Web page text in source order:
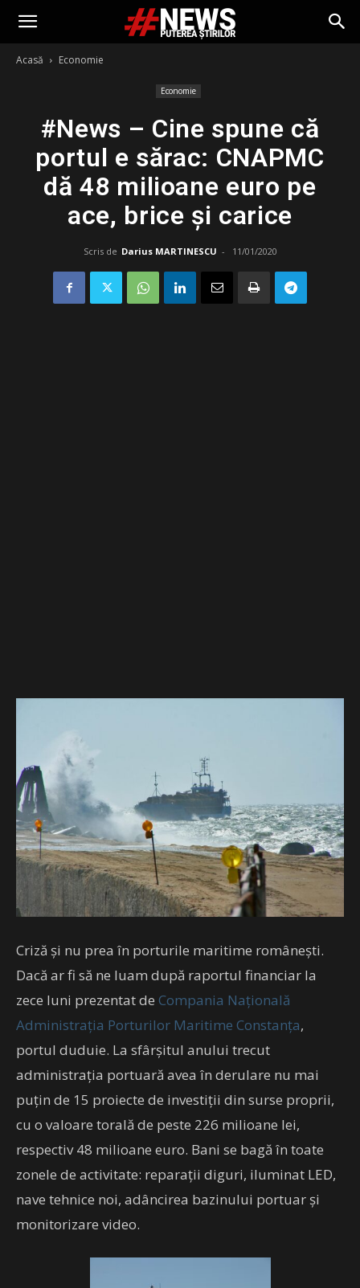
Acasă Economie
Economie
#News – Cine spune că
portul e sărac: CNAPMC
dă 48 milioane euro pe
ace, brice și carice
Scris de Darius MARTINESCU - 11/01/2020
Criză și nu prea în porturile maritime românești.
Dacă ar fi să ne luam după raportul financiar la
zece luni prezentat de Compania Națională
Administrația Porturilor Maritime Constanța,
portul duduie. La sfârșitul anului trecut
administrația portuară avea în derulare nu mai
puțin de 15 proiecte de investiții din surse proprii,
cu o valoare torală de peste 226 milioane lei,
respectiv 48 milioane euro. Bani se bagă în toate
zonele de activitate: reparații diguri, iluminat LED,
nave tehnice noi, adâncirea bazinului portuar și
monitorizare video.